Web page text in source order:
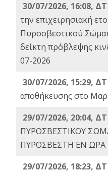
30/07/2026, 16:08, ΔΤ
την επιχειρησιακή
Πυροσβεστικού
δείκτη πρόβλεψης
07-2026
30/07/2026, 15:29, ΔΤ
αποθήκευσης στο
29/07/2026, 20:04,
ΠΥΡΟΣΒΕΣΤΙΚΟΥ
ΠΥΡΟΣΒΕΣΤΗ ΕΝ
29/07/2026, 18:23, ΔΤ